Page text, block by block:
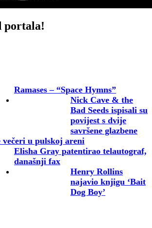
portala!
Ramases – “Space Hymns”
Nick Cave & the
Bad Seeds ispisali su
povijest s dvije
savršene glazbene
večeri u pulskoj areni
Elisha Gray patentirao telautograf,
današnji fax
Henry Rollins
najavio knjigu ‘Bait
Dog Boy’